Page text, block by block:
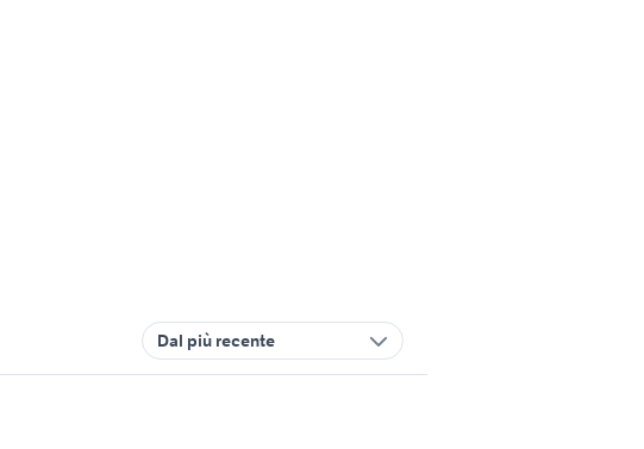
Dal più recente